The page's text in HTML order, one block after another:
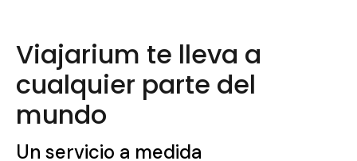
Viajarium te lleva a
cualquier parte del
mundo
Un servicio a medida